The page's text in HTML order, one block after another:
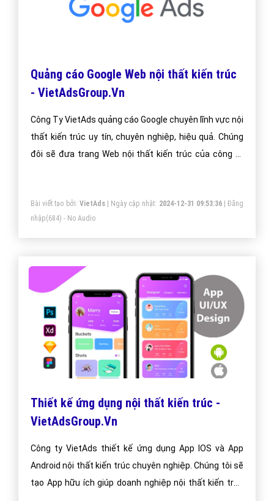
Quảng cáo Google Web nội thất kiến trúc
- VietAdsGroup.Vn
Công Ty VietAds quảng cáo Google chuyên lĩnh vực nội
thất kiến trúc uy tín, chuyên nghiệp, hiệu quả. Chúng
đôi sẽ đưa trang Web nội thất kiến trúc của công ty
Bài viết tạo bởi: VietAds| Ngày cập nhật: 2024-12-31 09:53:36|Đăng
nhập(684) - No Audio
Thiết kế ứng dụng nội thất kiến trúc -
VietAdsGroup.Vn
Công ty VietAds thiết kế ứng dụng App IOS và App
Android nội thất kiến trúc chuyên nghiệp. Chúng tôi sẽ
tạo App hữu ích giúp doanh nghiệp nội thất kiến trúc